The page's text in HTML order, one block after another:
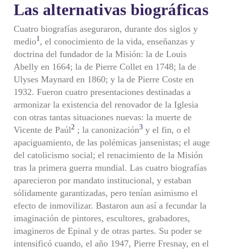
Las alternativas biográficas
Cuatro biografías aseguraron, durante dos siglos y
medio1 , el conocimiento de la vida, enseñanzas y
doctrina del fundador de la Misión: la de Louis
Abelly en 1664; la de Pierre Collet en 1748; la de
Ulyses Maynard en 1860; y la de Pierre Coste en
1932. Fueron cuatro presentaciones destinadas a
armonizar la existencia del renovador de la Iglesia
con otras tantas situaciones nuevas: la muerte de
Vicente de Paúl2; la canonización3y el fin, o el
apaciguamiento, de las polémicas jansenistas; el auge
del catolicismo social; el renacimiento de la Misión
tras la primera guerra mundial. Las cuatro biografías
aparecieron por mandato institucional, y estaban
sólidamente garantizadas, pero tenían asimismo el
efecto de inmovilizar. Bastaron aun así a fecundar la
imaginación de pintores, escultores, grabadores,
imagineros de Epinal y de otras partes. Su poder se
intensificó cuando, el año 1947, Pierre Fresnay, en el